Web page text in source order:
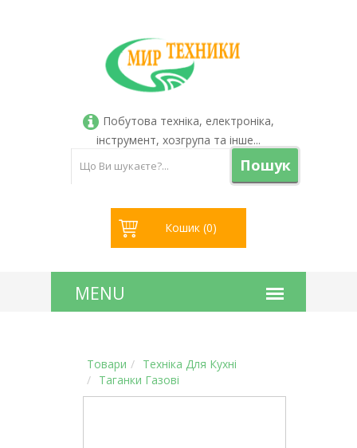
Побутова техніка, електроніка,
інструмент, хозгрупа та інше...
Пошук
Кошик (0)
Товари
Техніка Для Кухні
Таганки Газові